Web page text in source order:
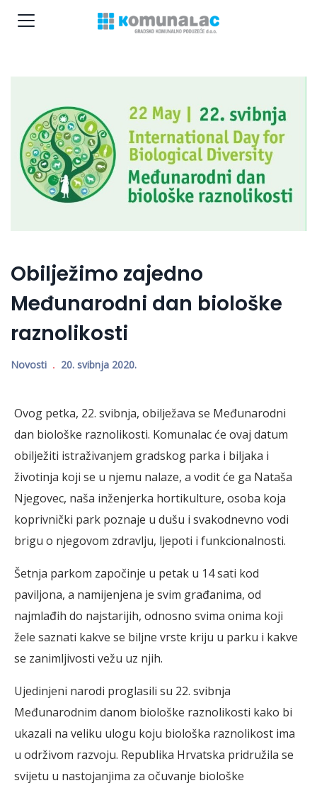
Obilježimo zajedno
Međunarodni dan biološke
raznolikosti
Novosti 20. svibnja 2020.
Ovog petka, 22. svibnja, obilježava se Međunarodni
dan biološke raznolikosti. Komunalac će ovaj datum
obilježiti istraživanjem gradskog parka i biljaka i
životinja koji se u njemu nalaze, a vodit će ga Nataša
Njegovec, naša inženjerka hortikulture, osoba koja
koprivnički park poznaje u dušu i svakodnevno vodi
brigu o njegovom zdravlju, ljepoti i funkcionalnosti.
Šetnja parkom započinje u petak u 14 sati kod
paviljona, a namijenjena je svim građanima, od
najmlađih do najstarijih, odnosno svima onima koji
žele saznati kakve se biljne vrste kriju u parku i kakve
se zanimljivosti vežu uz njih.
Ujedinjeni narodi proglasili su 22. svibnja
Međunarodnim danom biološke raznolikosti kako bi
ukazali na veliku ulogu koju biološka raznolikost ima
u održivom razvoju. Republika Hrvatska pridružila se
svijetu u nastojanjima za očuvanje biološke